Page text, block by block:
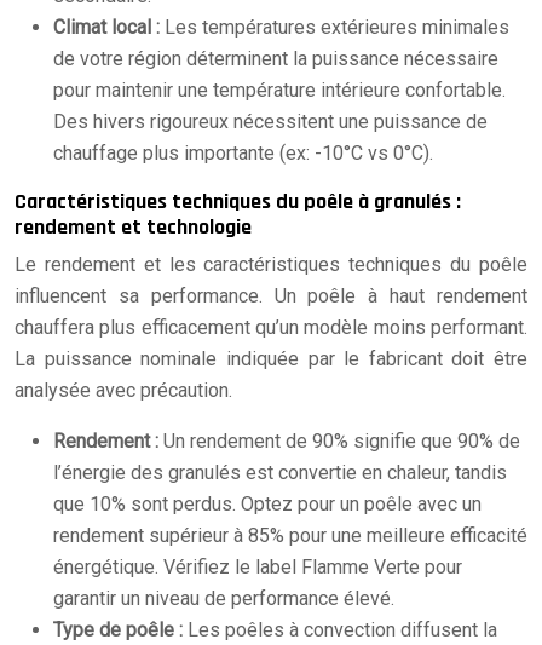
Climat local : Les températures extérieures minimales
de votre région déterminent la puissance nécessaire
pour maintenir une température intérieure confortable.
Des hivers rigoureux nécessitent une puissance de
chauffage plus importante (ex: -10°C vs 0°C).
Caractéristiques techniques du poêle à granulés :
rendement et technologie
Le rendement et les caractéristiques techniques du poêle
influencent sa performance. Un poêle à haut rendement
chauffera plus efficacement qu’un modèle moins performant.
La puissance nominale indiquée par le fabricant doit être
analysée avec précaution.
Rendement : Un rendement de 90% signifie que 90% de
l’énergie des granulés est convertie en chaleur, tandis
que 10% sont perdus. Optez pour un poêle avec un
rendement supérieur à 85% pour une meilleure efficacité
énergétique. Vérifiez le label Flamme Verte pour
garantir un niveau de performance élevé.
Type de poêle : Les poêles à convection diffusent la